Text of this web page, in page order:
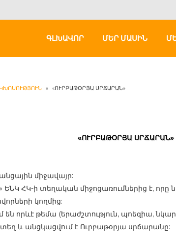
ԳԼԽԱՎՈՐ ՄԵՐ ՄԱՍԻՆ
» «ՈՒՐԲԱԹՕՐՅԱ ՍՐՃԱՐԱՆ»
«ՈՒՐԲԱԹՕՐՅԱ ՍՐՃԱՐԱՆ»
միջավայր:
ԵՆԿ ՀԿ-ի տեղական միջոցառումներից է,
կողմից:
որևէ թեմա (երաժշտություն, պոեզիա,
և անցկացվում է Ուրբաթօրյա սրճարանը: